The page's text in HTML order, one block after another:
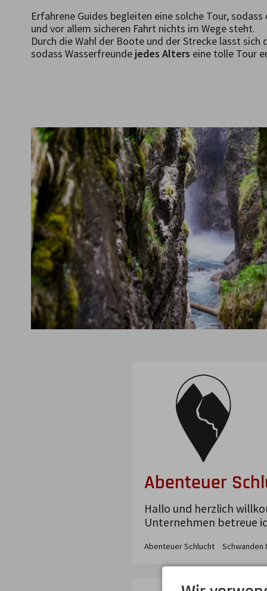
Erfahrene Guides begleiten eine solche Tour,
und vor allem sicheren Fahrt nichts im Wege steht.
Durch die Wahl der Boote und der Strecke lässt sich
sodass Wasserfreunde jedes Alters eine tolle Tour
Abenteuer
Hallo und herzlich
Unternehmen betreue
Abenteuer Schlucht Schwanden